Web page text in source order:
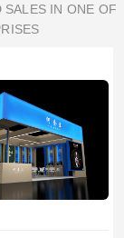
SALES IN ONE OF